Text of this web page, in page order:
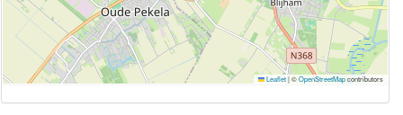
Leaflet|©OpenStreetMapcontributors